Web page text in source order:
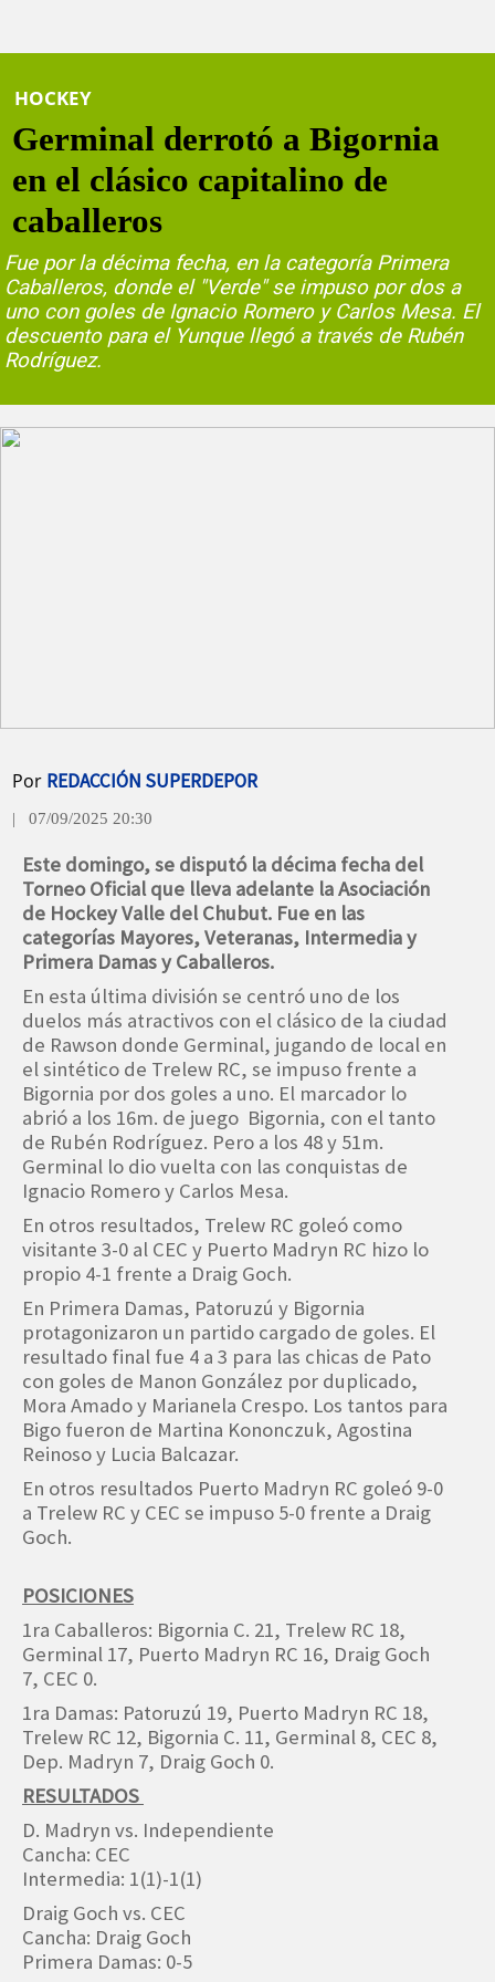
HOCKEY
Germinal derrotó a Bigornia
en el clásico capitalino de
caballeros
Fue por la décima fecha, en la categoría Primera
Caballeros, donde el "Verde" se impuso por dos a
uno con goles de Ignacio Romero y Carlos Mesa. El
descuento para el Yunque llegó a través de Rubén
Rodríguez.
Por REDACCIÓN SUPERDEPOR
| 07/09/2025 20:30
Este domingo, se disputó la décima fecha del
Torneo Oficial que lleva adelante la Asociación
de Hockey Valle del Chubut. Fue en las
categorías Mayores, Veteranas, Intermedia y
Primera Damas y Caballeros.
En esta última división se centró uno de los
duelos más atractivos con el clásico de la ciudad
de Rawson donde Germinal, jugando de local en
el sintético de Trelew RC, se impuso frente a
Bigornia por dos goles a uno. El marcador lo
abrió a los 16m. de juego Bigornia, con el tanto
de Rubén Rodríguez. Pero a los 48 y 51m.
Germinal lo dio vuelta con las conquistas de
Ignacio Romero y Carlos Mesa.
En otros resultados, Trelew RC goleó como
visitante 3-0 al CEC y Puerto Madryn RC hizo lo
propio 4-1 frente a Draig Goch.
En Primera Damas, Patoruzú y Bigornia
protagonizaron un partido cargado de goles. El
resultado final fue 4 a 3 para las chicas de Pato
con goles de Manon González por duplicado,
Mora Amado y Marianela Crespo. Los tantos para
Bigo fueron de Martina Kononczuk, Agostina
Reinoso y Lucia Balcazar.
En otros resultados Puerto Madryn RC goleó 9-0
a Trelew RC y CEC se impuso 5-0 frente a Draig
Goch.
POSICIONES
1ra Caballeros: Bigornia C. 21, Trelew RC 18,
Germinal 17, Puerto Madryn RC 16, Draig Goch
7, CEC 0.
1ra Damas: Patoruzú 19, Puerto Madryn RC 18,
Trelew RC 12, Bigornia C. 11, Germinal 8, CEC 8,
Dep. Madryn 7, Draig Goch 0.
RESULTADOS
D. Madryn vs. Independiente
Cancha: CEC
Intermedia: 1(1)-1(1)
Draig Goch vs. CEC
Cancha: Draig Goch
Primera Damas: 0-5